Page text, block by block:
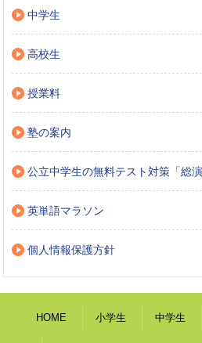
中学生
高校生
授業料
塾の案内
公立中学生の無料テスト対策「総演
英単語マラソン
個人情報保護方針
HOME 小学生 中学生